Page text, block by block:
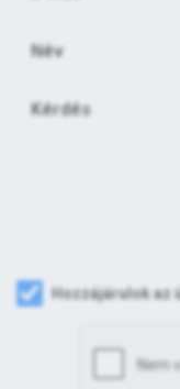
Hozzájárulok az